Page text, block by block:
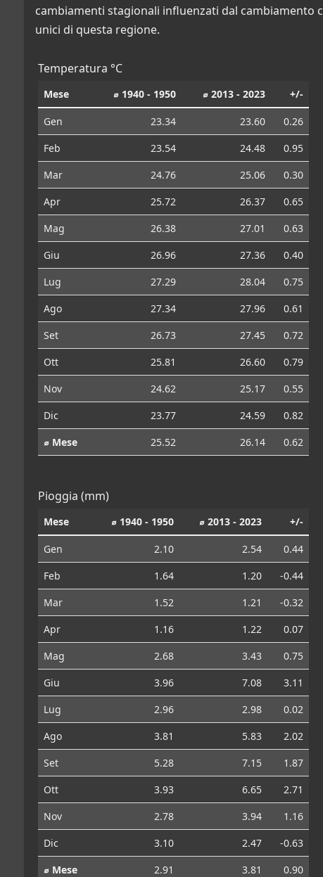
cambiamenti stagionali influenzati dal
unici di questa regione.
Temperatura °C
Mese ⌀ 1940 - 1950 ⌀ 2013 - 2023 +/-
Gen 23.34 23.60
0.26
Feb
23.54 24.48
0.95
Mar
24.76 25.06
0.30
Apr
25.72 26.37
0.65
Mag
26.38 27.01
0.63
Giu
26.96 27.36
0.40
Lug
27.29 28.04
0.75
Ago
27.34 27.96
0.61
Set
26.73 27.45
0.72
Ott
25.81 26.60
0.79
Nov
24.62 25.17
0.55
Dic
23.77 24.59
0.82
⌀ Mese
25.52 26.14 0.62
Pioggia (mm)
Mese ⌀ 1940 - 1950 ⌀ 2013 - 2023 +/-
Gen 2.10 2.54
0.44
Feb
1.64 1.20
-0.44
Mar
1.52 1.21
-0.32
Apr
1.16 1.22
0.07
Mag
2.68 3.43
0.75
Giu
3.96 7.08
3.11
Lug
2.96 2.98
0.02
Ago
3.81 5.83
2.02
Set
5.28 7.15
1.87
Ott
3.93 6.65
2.71
Nov
2.78 3.94
1.16
Dic
3.10 2.47
-0.63
⌀ Mese
2.91 3.81 0.90